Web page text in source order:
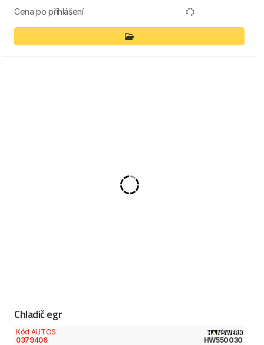
Cena po přihlášení
Chladič egr
Kód AUTOS
0379406
HW550030